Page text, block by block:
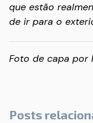
que estão
de ir para o
Foto de capa por
Posts